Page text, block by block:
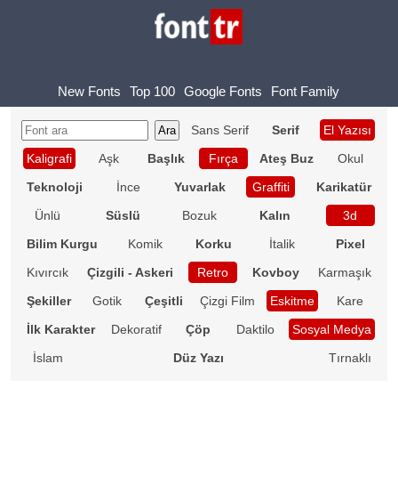
New Fonts Top 100 Google Fonts Font Family
Sans Serif Serif
El Yazısı
Kaligrafi
Aşk Başlık Fırça Ateş Buz
Okul
Teknoloji
İnce Yuvarlak Graffiti
Karikatür
Ünlü
Süslü Bozuk Kalın
3d
Bilim Kurgu
Komik Korku İtalik
Pixel
Kıvırcık
Çizgili - Askeri Retro Kovboy
Karmaşık
Şekiller
Gotik Çeşitli Çizgi Film Eskitme
Kare
İlk Karakter
Dekoratif Çöp Daktilo
Sosyal Medya
İslam
Düz Yazı Tırnaklı